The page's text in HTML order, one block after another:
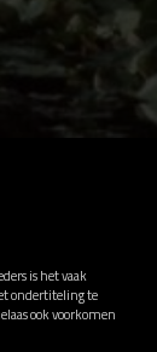
is het vaak
ondertiteling te
ook voorkomen